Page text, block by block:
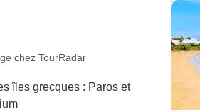
chez TourRadar
îles grecques : Paros et